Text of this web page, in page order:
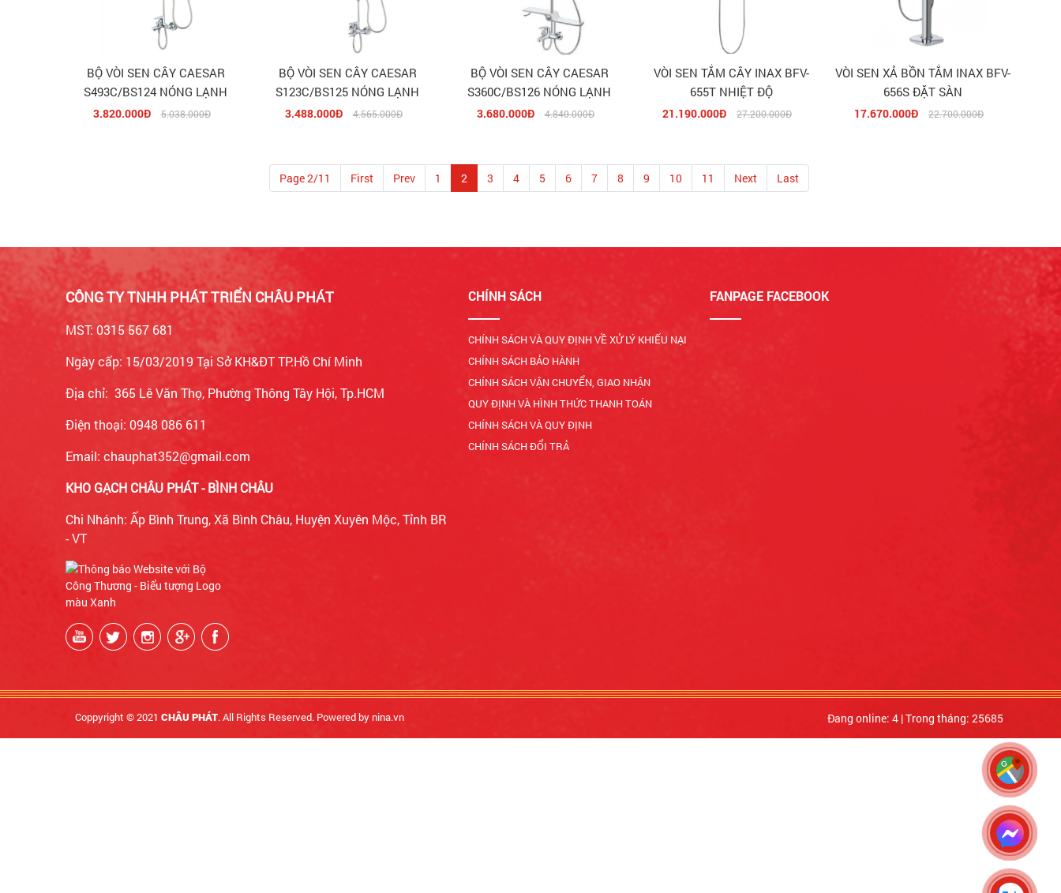
BỘ VÒI SEN CÂY CAESAR
S493C/BS124 NÓNG LẠNH
3.820.000Đ 5.038.000Đ
BỘ VÒI SEN CÂY CAESAR
S123C/BS125 NÓNG LẠNH
3.488.000Đ 4.565.000Đ
BỘ VÒI SEN CÂY CAESAR
S360C/BS126 NÓNG LẠNH
3.680.000Đ 4.840.000Đ
VÒI SEN TẮM CÂY INAX BFV-
655T NHIỆT ĐỘ
21.190.000Đ 27.200.000Đ
VÒI SEN XẢ BỒN TẮM INAX BFV-
656S ĐẶT SÀN
17.670.000Đ 22.700.000Đ
Page 2/11 First Prev 1 2 3 4 5 6 7 8 9 10 11 Next Last
CÔNG TY TNHH PHÁT TRIỂN CHÂU PHÁT
MST: 0315 567 681
Ngày cấp: 15/03/2019 Tại Sở KH&ĐT TP.Hồ Chí Minh
Địa chỉ: 365 Lê Văn Thọ, Phường Thông Tây Hội, Tp.HCM
Điện thoại: 0948 086 611
Email: chauphat352@gmail.com
KHO GẠCH CHÂU PHÁT - BÌNH CHÂU
Chi Nhánh: Ấp Bình Trung, Xã Bình Châu, Huyện Xuyên Mộc, Tỉnh BR
- VT
CHÍNH SÁCH
CHÍNH SÁCH VÀ QUY ĐỊNH VỀ XỬ LÝ KHIẾU NẠI
CHÍNH SÁCH BẢO HÀNH
CHÍNH SÁCH VẬN CHUYỂN, GIAO NHẬN
QUY ĐỊNH VÀ HÌNH THỨC THANH TOÁN
CHÍNH SÁCH VÀ QUY ĐỊNH
CHÍNH SÁCH ĐỔI TRẢ
FANPAGE FACEBOOK
Coppyright © 2021 CHÂU PHÁT. All Rights Reserved. Powered by nina.vn Đang online: 4 |Trong tháng: 25685